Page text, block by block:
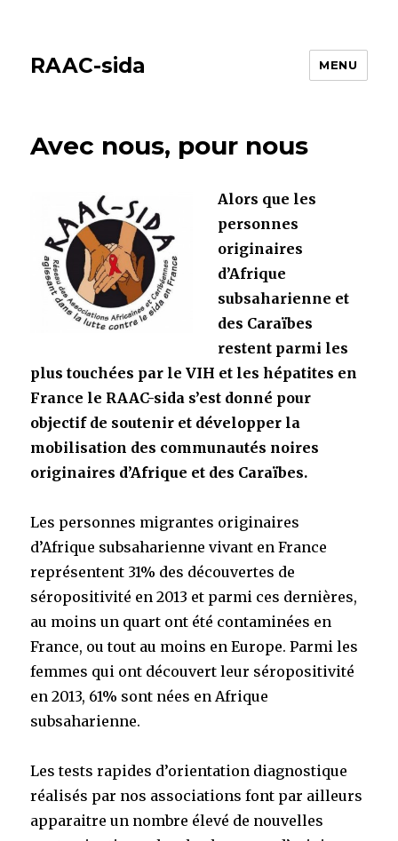
RAAC-sida MENU
Avec nous, pour nous
Alors que les
personnes
originaires
d’Afrique
subsaharienne et
des Caraïbes
restent parmi les
plus touchées par le VIH et les hépatites en
France le RAAC-sida s’est donné pour
objectif de soutenir et développer la
mobilisation des communautés noires
originaires d’Afrique et des Caraïbes.
Les personnes migrantes originaires
d’Afrique subsaharienne vivant en France
représentent 31% des découvertes de
séropositivité en 2013 et parmi ces dernières,
au moins un quart ont été contaminées en
France, ou tout au moins en Europe. Parmi les
femmes qui ont découvert leur séropositivité
en 2013, 61% sont nées en Afrique
subsaharienne.
Les tests rapides d’orientation diagnostique
réalisés par nos associations font par ailleurs
apparaitre un nombre élevé de nouvelles